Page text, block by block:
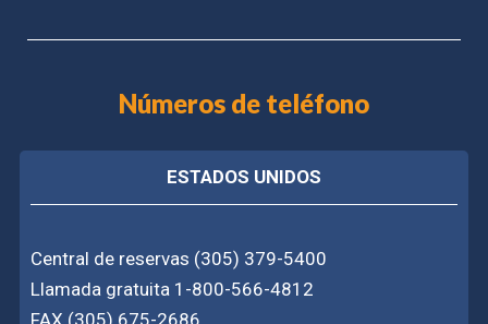
Números de teléfono
ESTADOS UNIDOS
Central de reservas (305) 379-5400
Llamada gratuita 1-800-566-4812
FAX (305) 675-2686